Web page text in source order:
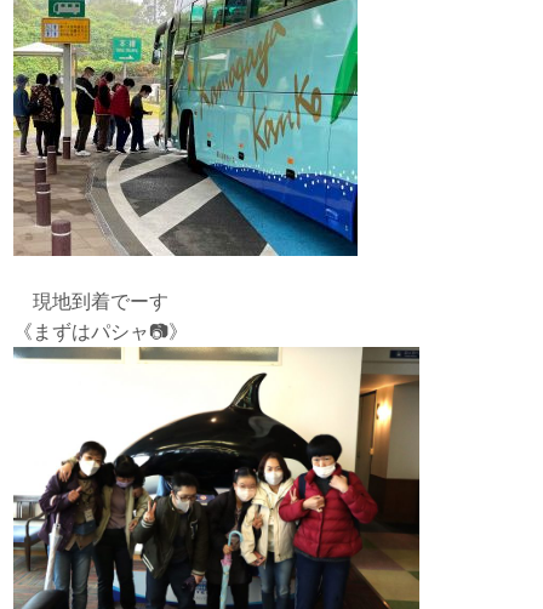
現地到着でーす
《まずはパシャ📷》